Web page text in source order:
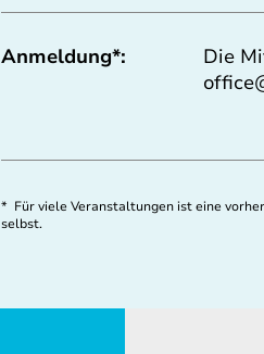
Anmeldung*:
Die
* Für viele Veranstaltungen ist eine
selbst.